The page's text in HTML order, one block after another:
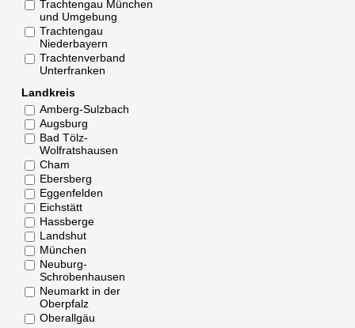
Trachtengau München
und Umgebung
Trachtengau
Niederbayern
Trachtenverband
Unterfranken
Landkreis
Amberg-Sulzbach
Augsburg
Bad Tölz-
Wolfratshausen
Cham
Ebersberg
Eggenfelden
Eichstätt
Hassberge
Landshut
München
Neuburg-
Schrobenhausen
Neumarkt in der
Oberpfalz
Oberallgäu